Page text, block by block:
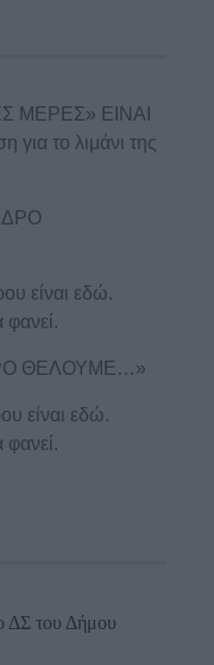
ΜΕΡΕΣ» ΕΙΝΑΙ
το λιμάνι της
είναι εδώ.
φανεί.
ΘΕΛΟΥΜΕ…»
είναι εδώ.
φανεί.
ΔΣ του Δήμου